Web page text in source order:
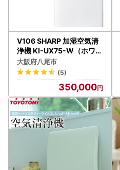
V106 SHARP 加湿空気清
浄機 KI-UX75-W（ホワイ
ト系）
大阪府八尾市
(5)
350,000